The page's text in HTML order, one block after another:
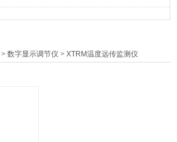
>数字显示调节仪 >XTRM温度远传监测仪